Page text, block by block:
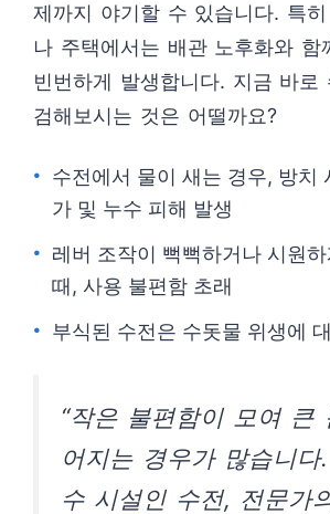
제까지 야기할 수 있습니다. 특
나 주택에서는 배관 노후화와 함
빈번하게 발생합니다. 지금 바로
검해보시는 것은 어떨까요?
수전에서 물이 새는 경우, 방치
가 및 누수 피해 발생
레버 조작이 뻑뻑하거나 시원
때, 사용 불편함 초래
부식된 수전은 수돗물 위생에
“작은 불편함이 모여 큰
어지는 경우가 많습니
수 시설인 수전, 전문가